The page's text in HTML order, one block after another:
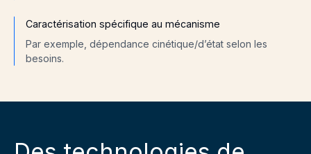
Caractérisation spécifique au mécanisme
Par exemple, dépendance cinétique/d’état selon les
besoins.